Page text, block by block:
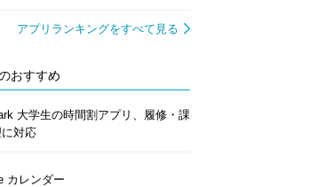
アプリランキングをすべて見る
おすすめ
大学生の時間割アプリ、履修・課
対応
カレンダー